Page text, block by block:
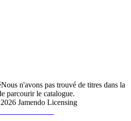
Nous n'avons pas trouvé de titres dans la
parcourir le catalogue.
2026 Jamendo Licensing